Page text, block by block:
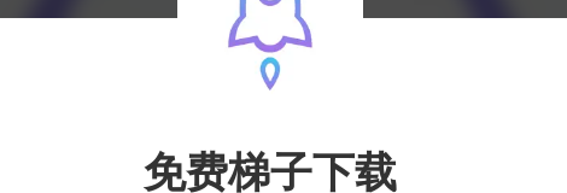
免费梯子下载